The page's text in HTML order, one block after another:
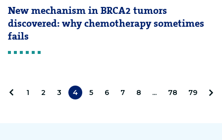
New mechanism in BRCA2 tumors
discovered: why chemotherapy sometimes
fails
1 2 3 4 5 6 7 8 ... 78
79